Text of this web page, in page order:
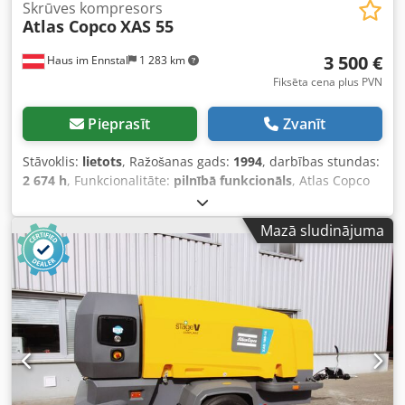
Haus im Ennstal 1 283 km
Skrūves kompresors
Atlas CopcoXAS 55
3 500 €
Fiksēta cena plus PVN
Pieprasīt Zvanīt
Stāvoklis: lietots, Ražošanas gads: 1994, darbības stundas:
2 674 h, Funkcionalitāte: pilnībā funkcionāls, Atlas Copco
XAS 55 būvkompresors / skrūvju kompresors - izlaiduma
gads 1994 - t.sk. piederumi Komercpārdošana: mobils
Atlas Copco būvkompresors pilnā komplektācijā!
Pārdošanā ir uzticams un izturīgs skrūvju kompresors no
kvalitatīva ražotāja Atlas Copco, modelis XAS 55. Iekārta
piederējusi Fischer Bau GmbH autoparkam, tā uzstādīta uz
praktiskas vienass piekabes ar vilkšanas stieni un ir gatava
tūlītējai lietošanai būvlaukumā. Tehniskie dati un iekārtas
informācija (saskaņā ar identifikācijas plāksni un
instrumentiem): Ražotājs: Atlas Copco Modelis: XAS 55
Izlaiduma gads: 1994 Nostrādātās stundas: 2.674,5
Mazā sludinājuma